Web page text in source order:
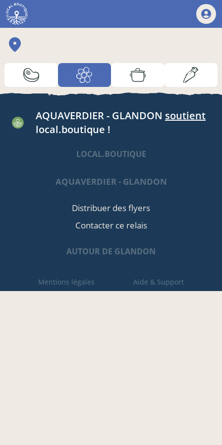
AQUAVERDIER - GLANDON soutient
local.boutique !
LOCAL.BOUTIQUE
AQUAVERDIER - GLANDON
Distribuer des flyers
Contacter ce relais
AUTOUR DE GLANDON
Mentions légales Aide & Support